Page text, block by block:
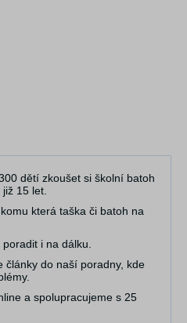
dětí zkoušet si školní batoh
15 let.
která taška či batoh na
i na dálku.
články do naší poradny, kde
a spolupracujeme s 25